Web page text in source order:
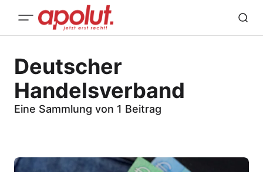
Deutscher
Handelsverband
Eine Sammlung von 1 Beitrag